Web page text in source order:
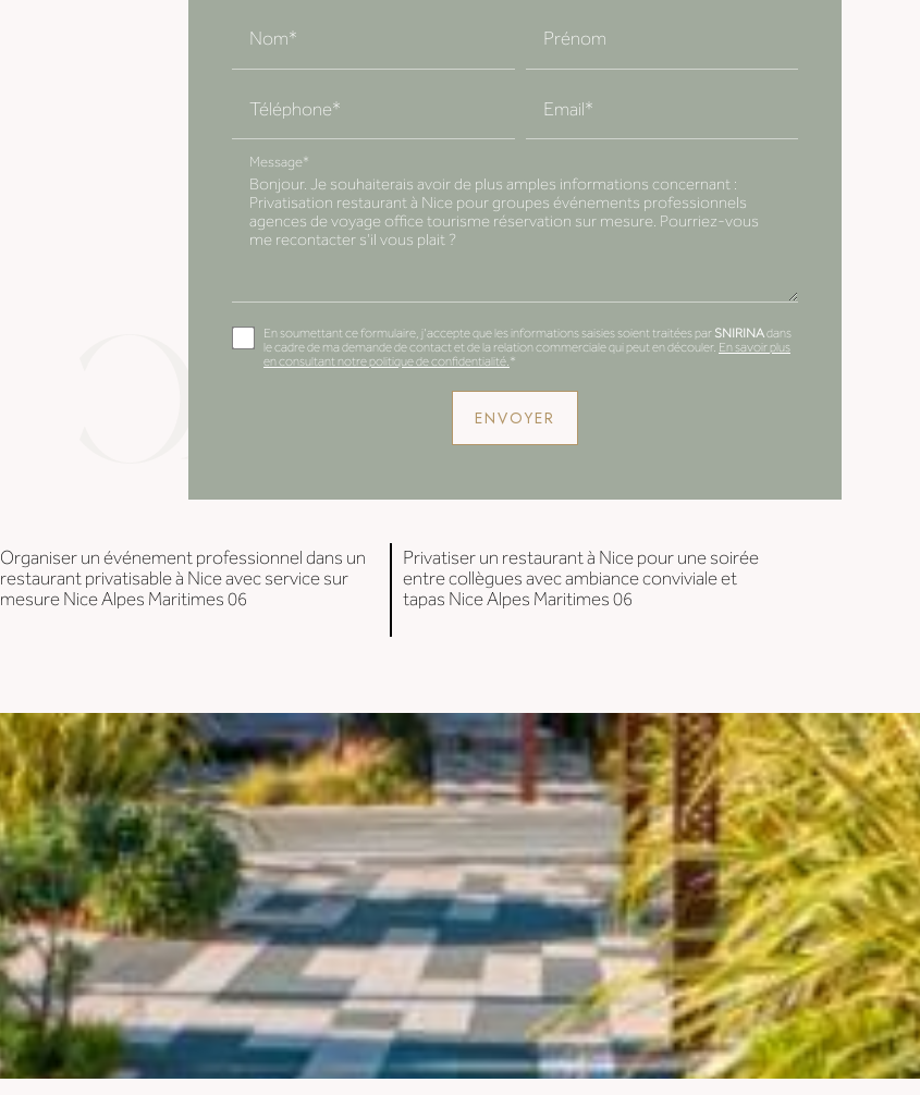
Nom*
Prénom
Téléphone* Email*
Message*
En soumettant ce formulaire, j'accepte que les informations saisies soient traitées parSNIRINAdans
le cadre de ma demande de contact et de la relation commerciale qui peut en découler.En savoir plus
en consultant notre politique de confidentialité.*
Organiser un événement professionnel dans un
restaurant privatisable à Nice avec service sur
mesure Nice Alpes Maritimes 06
Privatiser un restaurant à Nice pour une soirée
entre collègues avec ambiance conviviale et
tapas Nice Alpes Maritimes 06